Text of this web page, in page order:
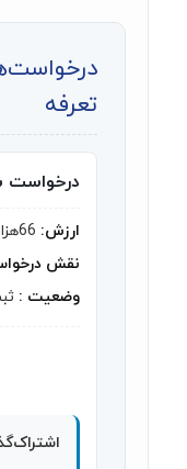
تعرفه
درخواست
ارزش:
نقش
وضعیت :